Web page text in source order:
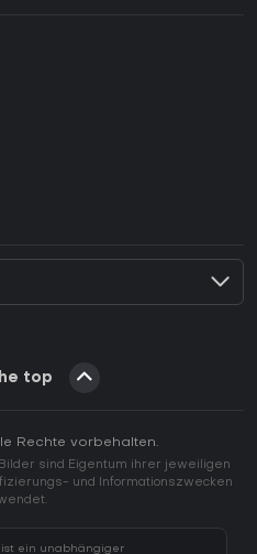
CD Key?
CD Key?
Key?
Connect CD Key?
top
Rechte vorbehalten.
sind Eigentum ihrer jeweiligen
und Informationszwecken
ist ein unabhängiger